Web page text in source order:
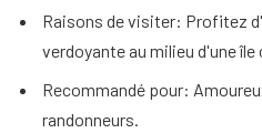
Raisons de visiter: Profitez
verdoyante au milieu d'une île
Recommandé pour:
randonneurs.